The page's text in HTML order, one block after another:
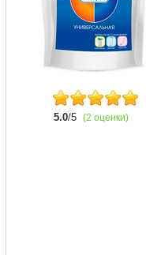
5.0/5 (2 оценки)